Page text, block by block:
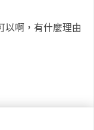
以啊，有什麼理由